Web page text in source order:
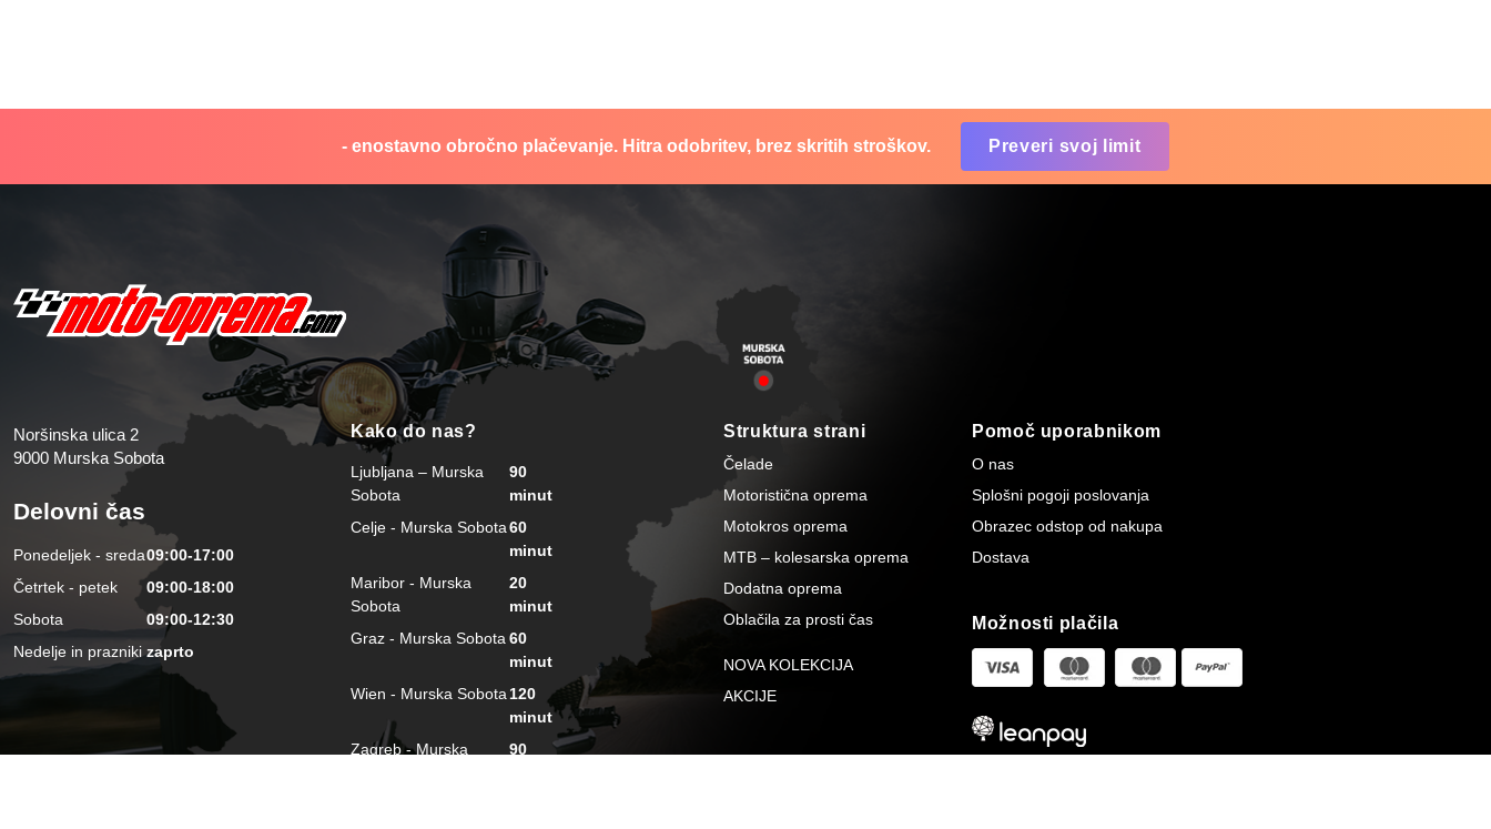
- enostavno obročno plačevanje. Hitra odobritev, brez skritih stroškov. Preveri svoj limit
Noršinska ulica 2
9000 Murska Sobota
Delovni čas
Ponedeljek - sreda09:00-17:00
Četrtek - petek
09:00-18:00
Sobota
09:00-12:30
Nedelje in prazniki zaprto
Kako do nas?
Ljubljana – Murska
Sobota
90
minut
Celje - Murska Sobota60
minut
Maribor - Murska
Sobota
20
minut
Graz - Murska Sobota 60
minut
Wien - Murska Sobota 120
minut
Zagreb - Murska
90
Struktura strani
Čelade
Motoristična oprema
Motokros oprema
MTB – kolesarska oprema
Dodatna oprema
Oblačila za prosti čas
NOVA KOLEKCIJA
AKCIJE
Pomoč uporabnikom
O nas
Splošni pogoji poslovanja
Obrazec odstop od nakupa
Dostava
Možnosti plačila